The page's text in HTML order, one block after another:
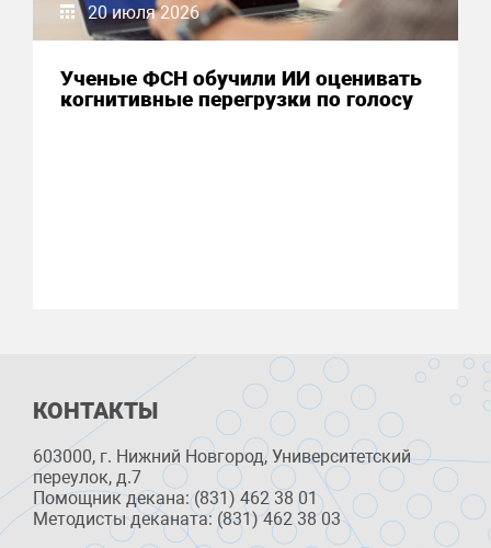
20 июля 2026
Ученые ФСН обучили ИИ оценивать
когнитивные перегрузки по голосу
КОНТАКТЫ
603000, г. Нижний Новгород, Университетский
переулок, д.7
Помощник декана: (831) 462 38 01
Методисты деканата: (831) 462 38 03